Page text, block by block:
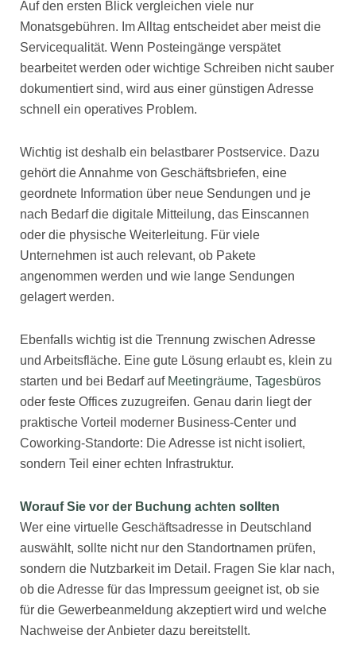
Auf den ersten Blick vergleichen viele nur
Monatsgebühren. Im Alltag entscheidet aber meist die
Servicequalität. Wenn Posteingänge verspätet
bearbeitet werden oder wichtige Schreiben nicht sauber
dokumentiert sind, wird aus einer günstigen Adresse
schnell ein operatives Problem.
Wichtig ist deshalb ein belastbarer Postservice. Dazu
gehört die Annahme von Geschäftsbriefen, eine
geordnete Information über neue Sendungen und je
nach Bedarf die digitale Mitteilung, das Einscannen
oder die physische Weiterleitung. Für viele
Unternehmen ist auch relevant, ob Pakete
angenommen werden und wie lange Sendungen
gelagert werden.
Ebenfalls wichtig ist die Trennung zwischen Adresse
und Arbeitsfläche. Eine gute Lösung erlaubt es, klein zu
starten und bei Bedarf auf Meetingräume, Tagesbüros
oder feste Offices zuzugreifen. Genau darin liegt der
praktische Vorteil moderner Business-Center und
Coworking-Standorte: Die Adresse ist nicht isoliert,
sondern Teil einer echten Infrastruktur.
Worauf Sie vor der Buchung achten sollten
Wer eine virtuelle Geschäftsadresse in Deutschland
auswählt, sollte nicht nur den Standortnamen prüfen,
sondern die Nutzbarkeit im Detail. Fragen Sie klar nach,
ob die Adresse für das Impressum geeignet ist, ob sie
für die Gewerbeanmeldung akzeptiert wird und welche
Nachweise der Anbieter dazu bereitstellt.